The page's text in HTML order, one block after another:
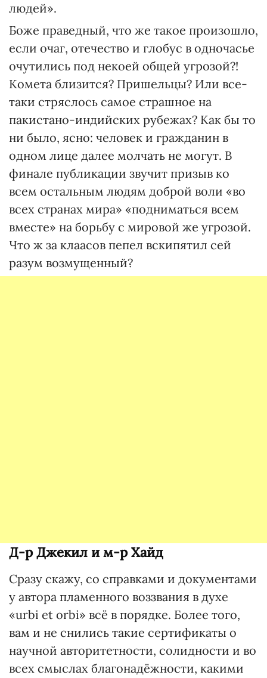
людей».
Боже праведный, что же такое произошло,
если очаг, отечество и глобус в одночасье
очутились под некоей общей угрозой?!
Комета близится? Пришельцы? Или все-
таки стряслось самое страшное на
пакистано-индийских рубежах? Как бы то
ни было, ясно: человек и гражданин в
одном лице далее молчать не могут. В
финале публикации звучит призыв ко
всем остальным людям доброй воли «во
всех странах мира» «подниматься всем
вместе» на борьбу с мировой же угрозой.
Что ж за клаасов пепел вскипятил сей
разум возмущенный?
Д-р Джекил и м-р Хайд
Сразу скажу, со справками и документами
у автора пламенного воззвания в духе
«urbi et orbi» всё в порядке. Более того,
вам и не снились такие сертификаты о
научной авторитетности, солидности и во
всех смыслах благонадёжности, какими